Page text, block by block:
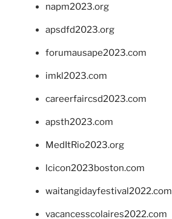
napm2023.org
apsdfd2023.org
forumausape2023.com
imkl2023.com
careerfaircsd2023.com
apsth2023.com
MedItRio2023.org
lcicon2023boston.com
waitangidayfestival2022.com
vacancesscolaires2022.com